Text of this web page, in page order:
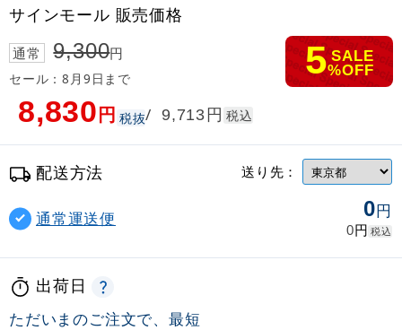
サインモール 販売価格
通常 9,300円
セール：8月9日まで 5 SALE
%OFF
8,830円 税抜/ 9,713円 税込
配送方法 送り先：
通常運送便 0円
0円 税込
出荷日
ただいまのご注文で、最短